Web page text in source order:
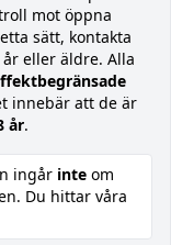
mot öppna
sätt, kontakta
eller äldre. Alla
innebär att de är
år.
ingår inte om
Du hittar våra